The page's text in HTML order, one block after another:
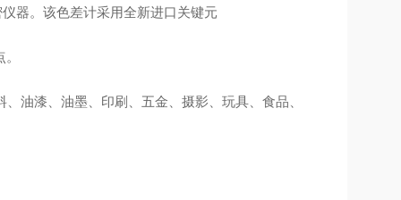
器。该色差计采用全新进口关键元
油漆、油墨、印刷、五金、摄影、玩具、食品、